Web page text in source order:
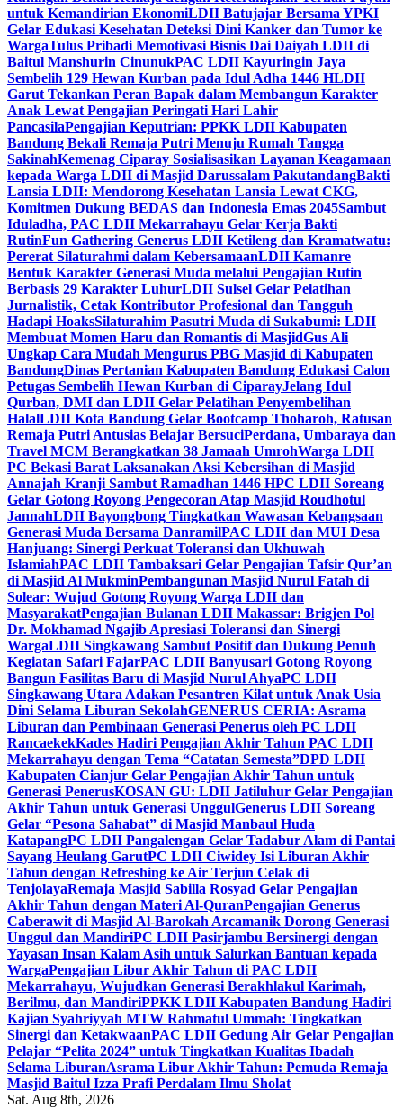
untuk Kemandirian EkonomiLDII Batujajar Bersama YPKI
Gelar Edukasi Kesehatan Deteksi Dini Kanker dan Tumor ke
WargaTulus Pribadi Memotivasi Bisnis Dai Daiyah LDII di
Baitul Manshurin CinunukPAC LDII Kayuringin Jaya
Sembelih 129 Hewan Kurban pada Idul Adha 1446 HLDII
Garut Tekankan Peran Bapak dalam Membangun Karakter
Anak Lewat Pengajian Peringati Hari Lahir
PancasilaPengajian Keputrian: PPKK LDII Kabupaten
Bandung Bekali Remaja Putri Menuju Rumah Tangga
SakinahKemenag Ciparay Sosialisasikan Layanan Keagamaan
kepada Warga LDII di Masjid Darussalam PakutandangBakti
Lansia LDII: Mendorong Kesehatan Lansia Lewat CKG,
Komitmen Dukung BEDAS dan Indonesia Emas 2045Sambut
Iduladha, PAC LDII Mekarrahayu Gelar Kerja Bakti
RutinFun Gathering Generus LDII Ketileng dan Kramatwatu:
Pererat Silaturahmi dalam KebersamaanLDII Kamanre
Bentuk Karakter Generasi Muda melalui Pengajian Rutin
Berbasis 29 Karakter LuhurLDII Sulsel Gelar Pelatihan
Jurnalistik, Cetak Kontributor Profesional dan Tangguh
Hadapi HoaksSilaturahim Pasutri Muda di Sukabumi: LDII
Membuat Momen Haru dan Romantis di MasjidGus Ali
Ungkap Cara Mudah Mengurus PBG Masjid di Kabupaten
BandungDinas Pertanian Kabupaten Bandung Edukasi Calon
Petugas Sembelih Hewan Kurban di CiparayJelang Idul
Qurban, DMI dan LDII Gelar Pelatihan Penyembelihan
HalalLDII Kota Bandung Gelar Bootcamp Thoharoh, Ratusan
Remaja Putri Antusias Belajar BersuciPerdana, Umbaraya dan
Travel MCM Berangkatkan 38 Jamaah UmrohWarga LDII
PC Bekasi Barat Laksanakan Aksi Kebersihan di Masjid
Annajah Kranji Sambut Ramadhan 1446 HPC LDII Soreang
Gelar Gotong Royong Pengecoran Atap Masjid Roudhotul
JannahLDII Bayongbong Tingkatkan Wawasan Kebangsaan
Generasi Muda Bersama DanramilPAC LDII dan MUI Desa
Hanjuang: Sinergi Perkuat Toleransi dan Ukhuwah
IslamiahPAC LDII Tambaksari Gelar Pengajian Tafsir Qur’an
di Masjid Al MukminPembangunan Masjid Nurul Fatah di
Solear: Wujud Gotong Royong Warga LDII dan
MasyarakatPengajian Bulanan LDII Makassar: Brigjen Pol
Dr. Mokhamad Ngajib Apresiasi Toleransi dan Sinergi
WargaLDII Singkawang Sambut Positif dan Dukung Penuh
Kegiatan Safari FajarPAC LDII Banyusari Gotong Royong
Bangun Fasilitas Baru di Masjid Nurul AhyaPC LDII
Singkawang Utara Adakan Pesantren Kilat untuk Anak Usia
Dini Selama Liburan SekolahGENERUS CERIA: Asrama
Liburan dan Pembinaan Generasi Penerus oleh PC LDII
RancaekekKades Hadiri Pengajian Akhir Tahun PAC LDII
Mekarrahayu dengan Tema “Catatan Semesta”DPD LDII
Kabupaten Cianjur Gelar Pengajian Akhir Tahun untuk
Generasi PenerusKOSAN GU: LDII Jatiluhur Gelar Pengajian
Akhir Tahun untuk Generasi UnggulGenerus LDII Soreang
Gelar “Pesona Sahabat” di Masjid Manbaul Huda
KatapangPC LDII Pangalengan Gelar Tadabur Alam di Pantai
Sayang Heulang GarutPC LDII Ciwidey Isi Liburan Akhir
Tahun dengan Refreshing ke Air Terjun Celak di
TenjolayaRemaja Masjid Sabilla Rosyad Gelar Pengajian
Akhir Tahun dengan Materi Al-QuranPengajian Generus
Caberawit di Masjid Al-Barokah Arcamanik Dorong Generasi
Unggul dan MandiriPC LDII Pasirjambu Bersinergi dengan
Yayasan Insan Kalam Asih untuk Salurkan Bantuan kepada
WargaPengajian Libur Akhir Tahun di PAC LDII
Mekarrahayu, Wujudkan Generasi Berakhlakul Karimah,
Berilmu, dan MandiriPPKK LDII Kabupaten Bandung Hadiri
Kajian Syahriyyah MTW Rahmatul Ummah: Tingkatkan
Sinergi dan KetakwaanPAC LDII Gedung Air Gelar Pengajian
Pelajar “Pelita 2024” untuk Tingkatkan Kualitas Ibadah
Selama LiburanAsrama Libur Akhir Tahun: Pemuda Remaja
Masjid Baitul Izza Prafi Perdalam Ilmu Sholat
Sat. Aug 8th, 2026